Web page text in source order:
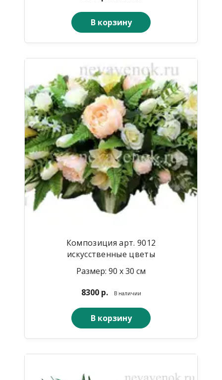
В корзину
Композиция арт. 9012
искусственные цветы
Размер: 90 х 30 см
8300 р.
В наличии
В корзину